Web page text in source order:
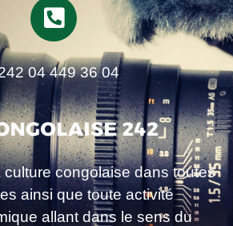
04 449 36 04
culture congolaise dans toutes
ainsi que toute activité
allant dans le sens du